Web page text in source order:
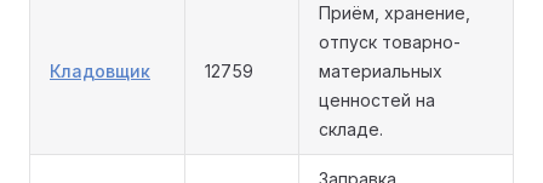
Кладовщик 12759
Приём, хранение,
отпуск товарно-
материальных
ценностей на
складе.
Заправка